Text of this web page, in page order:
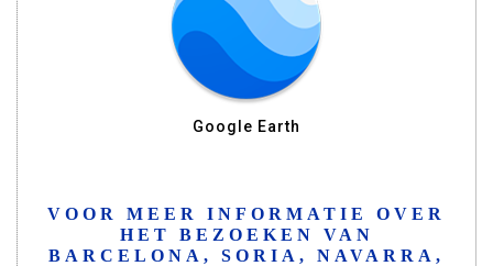
Google Earth
VOOR MEER INFORMATIE OVER
HET BEZOEKEN VAN
BARCELONA, SORIA, NAVARRA,